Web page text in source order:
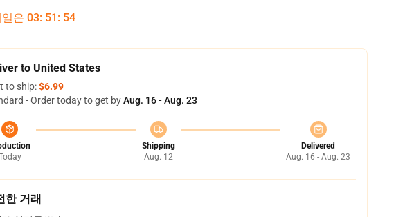
은 03: 51 : 53
to United States
to ship:$6.99
- Order today to get byAug. 16 - Aug. 23
Shipping
Aug. 12
Delivered
Aug. 16 - Aug. 23
한 거래